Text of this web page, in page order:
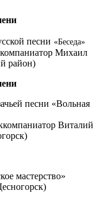
песни «Беседа»
Михаил
район)
песни «Вольная
Виталий
мастерство»